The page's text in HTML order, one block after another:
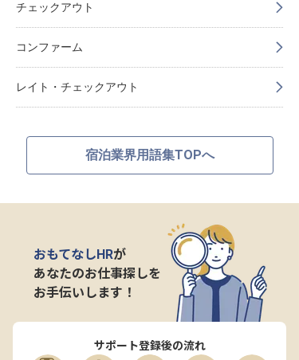
チェックアウト
コンファーム
レイト・チェックアウト
宿泊業界用語集TOPへ
おもてなしHRが
あなたのお仕事探しを
お手伝いします！
サポート登録後の流れ